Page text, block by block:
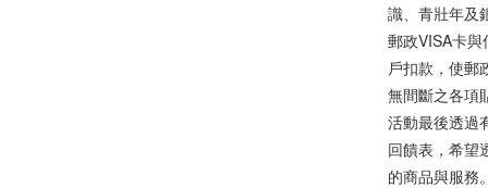
識、青壯年及
郵政VISA卡
戶扣款，使郵
無間斷之各項
活動最後透過
回饋表，希望
的商品與服務